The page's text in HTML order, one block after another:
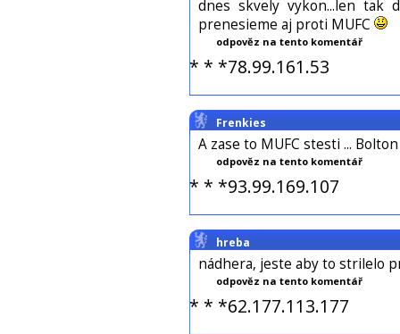
dnes skvely vykon...len tak
prenesieme aj proti MUFC
odpověz na tento komentář
* * *78.99.161.53
Frenkies
A zase to MUFC stesti ...
odpověz na tento komentář
* * *93.99.169.107
hreba
nádhera, jeste aby to strilelo
odpověz na tento komentář
* * *62.177.113.177